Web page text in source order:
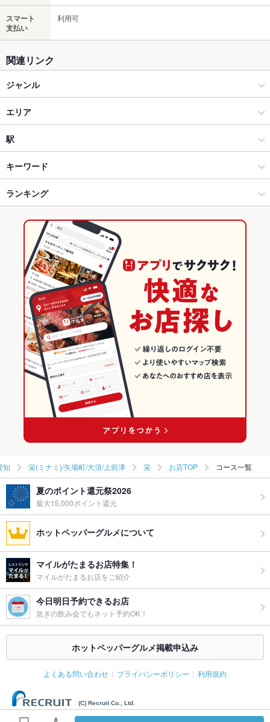
スマート
支払い
利用可
関連リンク
ジャンル
居酒屋
和風
栄(ミナミ)/矢場町/大須/上前津 × 居酒屋
栄(ミナミ)/矢場町/大須/上前津 × 和風
栄駅 × 居酒屋
栄駅 × 和風
和食全般
栄(ミナミ)/矢場町/大須/上前津 × 和食
栄(ミナミ)/矢場町/大須/上前津 × 和食全般
栄駅 × 和食
栄駅 × 和食全般
エリア
栄
栄 × 居酒屋
栄 × 和風
栄 × 和食
栄 × 和食全般
愛知 × 居酒屋
愛知 × 和風
愛知 × 和食
愛知 × 和食全般
駅
栄駅
栄町駅
久屋大通駅
キーワード
卵焼き 手羽先
牛タン 生ハム
ランキング
愛知のグルメランキング
愛知の居酒屋ランキング
栄(ミナミ)/矢場町/大須/上前津のグルメランキング
栄(ミナミ)/矢場町/大須/上前津の居酒屋ランキング
栄のグルメランキング
栄の居酒屋ランキング
知 栄(ミナミ)/矢場町/大須/上前津 栄 お店TOP コース一覧
夏のポイント還元祭2026
最大15,000ポイント還元
ホットペッパーグルメについて
マイルがたまるお店特集！
マイルがたまるお店をご紹介
今日明日予約できるお店
急ぎの飲み会でもネット予約OK！
ホットペッパーグルメ掲載申込み
よくある問い合わせ プライバシーポリシー 利用規約
(C) Recruit Co., Ltd.